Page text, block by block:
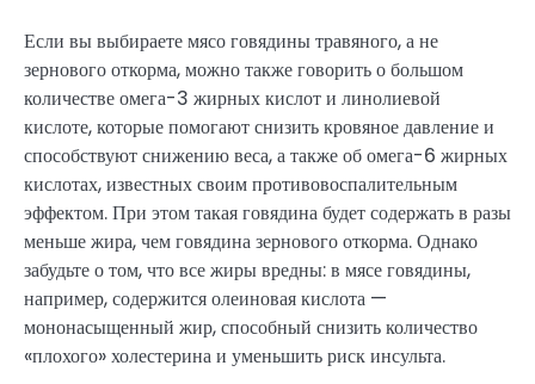
Если вы выбираете мясо говядины травяного, а не
зернового откорма, можно также говорить о большом
количестве омега-3 жирных кислот и линолиевой
кислоте, которые помогают снизить кровяное давление и
способствуют снижению веса, а также об омега-6 жирных
кислотах, известных своим противовоспалительным
эффектом. При этом такая говядина будет содержать в разы
меньше жира, чем говядина зернового откорма. Однако
забудьте о том, что все жиры вредны: в мясе говядины,
например, содержится олеиновая кислота —
мононасыщенный жир, способный снизить количество
«плохого» холестерина и уменьшить риск инсульта.